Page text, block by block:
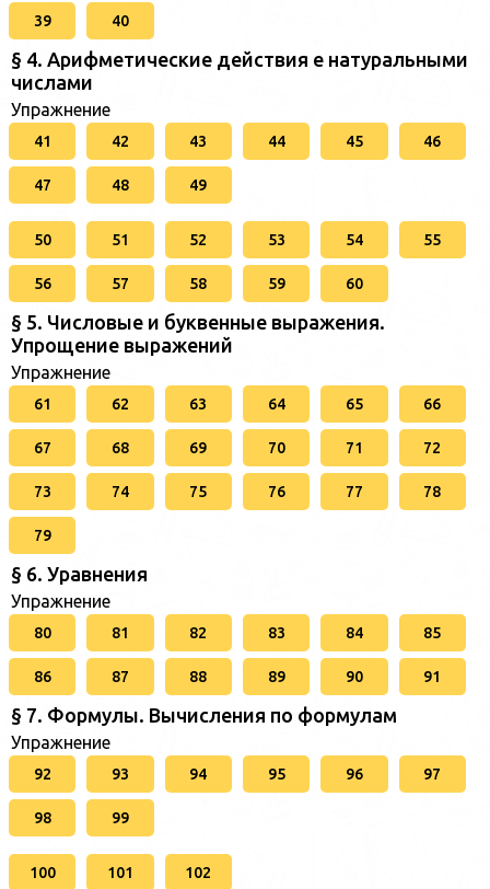
39 40
§ 4. Арифметические действия е натуральными
числами
Упражнение
41 42 43 44 45 46
47 48 49
50 51 52 53 54 55
56 57 58 59 60
§ 5. Числовые и буквенные выражения.
Упрощение выражений
Упражнение
61 62 63 64 65 66
67 68 69 70 71 72
73 74 75 76 77 78
79
§ 6. Уравнения
Упражнение
80 81 82 83 84 85
86 87 88 89 90 91
§ 7. Формулы. Вычисления по формулам
Упражнение
92 93 94 95 96 97
98 99
100 101 102